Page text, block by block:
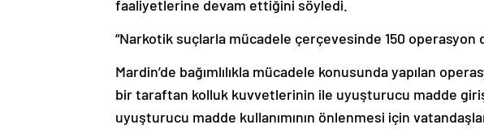
faaliyetlerine devam ettiğini söyledi.
“Narkotik suçlarla mücadele çerçevesinde 150 operasyon
Mardin’de bağımlılıkla mücadele konusunda yapılan
bir taraftan kolluk kuvvetlerinin ile uyuşturucu madde
uyuşturucu madde kullanımının önlenmesi için